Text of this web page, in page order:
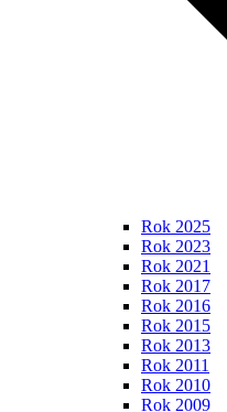
Rok 2025
Rok 2023
Rok 2021
Rok 2017
Rok 2016
Rok 2015
Rok 2013
Rok 2011
Rok 2010
Rok 2009